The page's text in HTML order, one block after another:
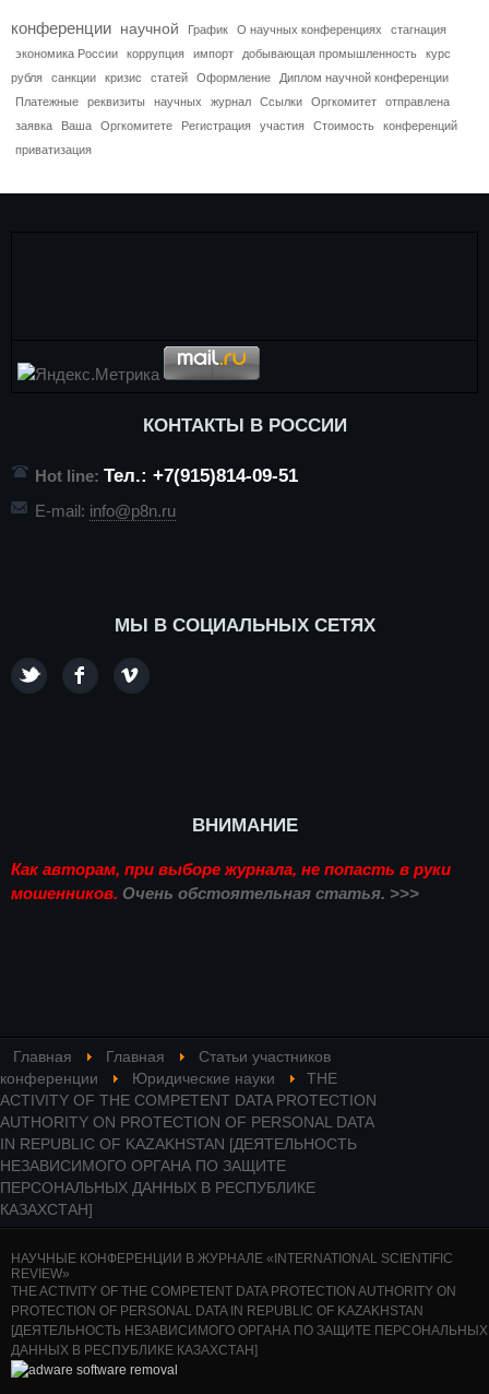
конференции научной График О научных конференциях
стагнация
экономика России
коррупция импорт добывающая промышленность
курс
рубля
санкции кризис статей Оформление
Диплом научной конференции
Платежные
реквизиты научных журнал Ссылки Оргкомитет
отправлена
заявка
Ваша Оргкомитете Регистрация участия Стоимость
конференций
приватизация
КОНТАКТЫ В РОССИИ
Hot line: Тел.: +7(915)814-09-51
E-mail: info@p8n.ru
МЫ В СОЦИАЛЬНЫХ СЕТЯХ
ВНИМАНИЕ
Как авторам, при выборе журнала, не попасть в руки
мошенников. Очень обстоятельная статья. >>>
Главная Главная
Статьи участников
конференции
Юридические науки
THE
ACTIVITY OF THE COMPETENT DATA PROTECTION
AUTHORITY ON PROTECTION OF PERSONAL DATA
IN REPUBLIC OF KAZAKHSTAN [ДЕЯТЕЛЬНОСТЬ
НЕЗАВИСИМОГО ОРГАНА ПО ЗАЩИТЕ
ПЕРСОНАЛЬНЫХ ДАННЫХ В РЕСПУБЛИКЕ
КАЗАХСТАН]
НАУЧНЫЕ КОНФЕРЕНЦИИ В ЖУРНАЛЕ «INTERNATIONAL SCIENTIFIC
REVIEW»
THE ACTIVITY OF THE COMPETENT DATA PROTECTION AUTHORITY ON
PROTECTION OF PERSONAL DATA IN REPUBLIC OF KAZAKHSTAN
[ДЕЯТЕЛЬНОСТЬ НЕЗАВИСИМОГО ОРГАНА ПО ЗАЩИТЕ ПЕРСОНАЛЬНЫХ
ДАННЫХ В РЕСПУБЛИКЕ КАЗАХСТАН]